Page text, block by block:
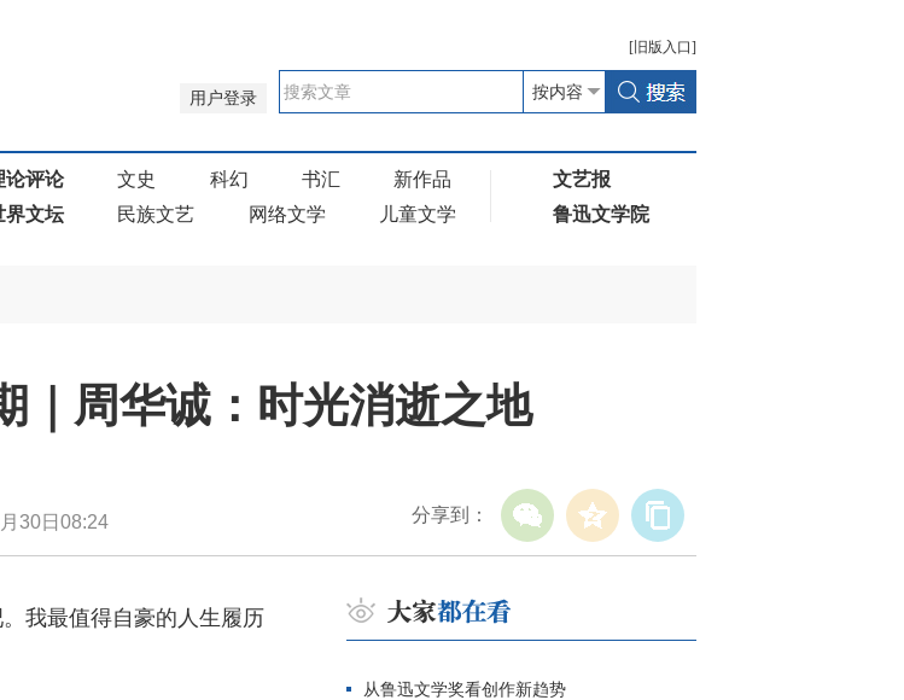
[ 旧版 入口]
用户登录
论评论 文史 科幻 书汇
新作品
界文坛
民族文艺 网络文学 儿童文学
文艺报
鲁迅文学院
｜周华诚：时光消逝之地
分享到：
30日08:24
我最值得自豪的人生履历
从鲁迅文学奖看创作新趋势